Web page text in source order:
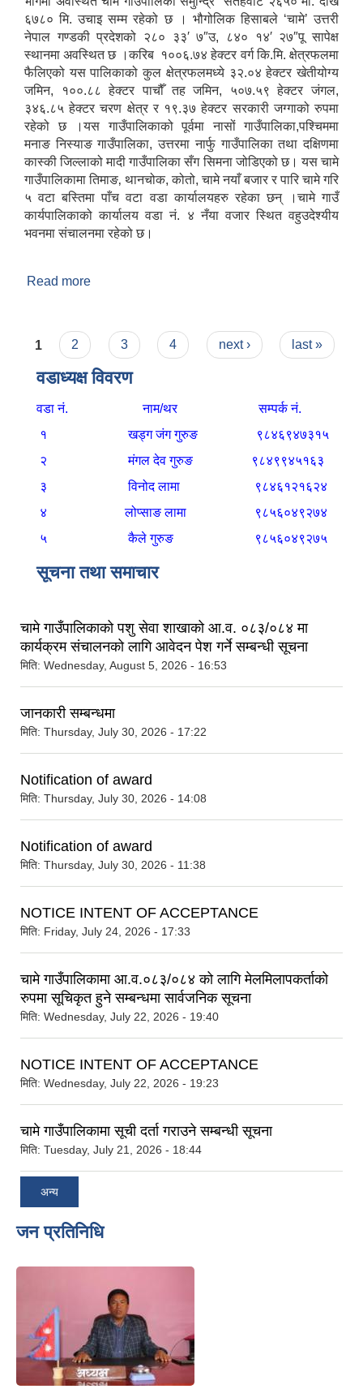
६७८० मि. उचाइ सम्म रहेको छ । भौगोलिक हिसाबले ‘चामे’ उत्तरी
नेपाल गण्डकी प्रदेशको २८० ३३′ ७″उ, ८४० १४′ २७″पू सापेक्ष
स्थानमा अवस्थित छ ।करिब १००६.७४ हेक्टर वर्ग कि.मि. क्षेत्रफलमा
फैलिएको यस पालिकाको कुल क्षेत्रफलमध्ये ३२.०४ हेक्टर खेतीयोग्य
जमिन, १००.८८ हेक्टर पाचौँ तह जमिन, ५०७.५९ हेक्टर जंगल,
३४६.८५ हेक्टर चरण क्षेत्र र १९.३७ हेक्टर सरकारी जग्गाको रुपमा
रहेको छ ।यस गाउँपालिकाको पूर्वमा नासों गाउँपालिका,पश्चिममा
मनाङ निस्याङ गाउँपालिका, उत्तरमा नार्फु गाउँपालिका तथा दक्षिणमा
कास्की जिल्लाको मादी गाउँपालिका सँग सिमना जोडिएको छ। यस चामे
गाउँपालिकामा तिमाङ‚ थानचोक, कोतो, चामे नयाँ बजार र पारि चामे गरि
५ वटा बस्तिमा पाँच वटा वडा कार्यालयहरु रहेका छन् ।चामे गाउँ
कार्यपालिकाको कार्यालय वडा नं. ४ नँया वजार स्थित वहुउदेश्यीय
भवनमा संचालनमा रहेको छ।
Read more
Pages
1 2 3 4 next › last »
वडाध्यक्ष विवरण
वडा नं. नाम/थर सम्पर्क नं.
१खड्ग जंग गुरुङ ९८४६९४७३१५
२मंगल देव गुरुङ ९८४९९४५१६३
३
विनोद लामा ९८४६१२१६२४
४
लोप्साङ लामा
९८५६०४९२७४
५कैले गुरुङ ९८५६०४९२७५
सूचना तथा समाचार
चामे गाउँपालिकाको पशु सेवा शाखाको आ.व. ०८३/०८४ मा
कार्यक्रम संचालनको लागि आवेदन पेश गर्ने सम्बन्धी सूचना
मिति: Wednesday, August 5, 2026 - 16:53
जानकारी सम्बन्धमा
मिति: Thursday, July 30, 2026 - 17:22
Notification of award
मिति: Thursday, July 30, 2026 - 14:08
Notification of award
मिति: Thursday, July 30, 2026 - 11:38
NOTICE INTENT OF ACCEPTANCE
मिति: Friday, July 24, 2026 - 17:33
चामे गाउँपालिकामा आ.व.०८३/०८४ को लागि मेलमिलापकर्ताको
रुपमा सूचिकृत हुने सम्बन्धमा सार्वजनिक सूचना
मिति: Wednesday, July 22, 2026 - 19:40
NOTICE INTENT OF ACCEPTANCE
मिति: Wednesday, July 22, 2026 - 19:23
चामे गाउँपालिकामा सूची दर्ता गराउने सम्बन्धी सूचना
मिति: Tuesday, July 21, 2026 - 18:44
अन्य
जन प्रतिनिधि